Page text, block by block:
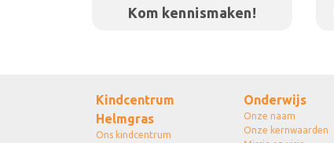
Kom kennismaken!
Kindcentrum
Helmgras
Ons kindcentrum
Onderwijs
Onze naam
Onze kernwaarden